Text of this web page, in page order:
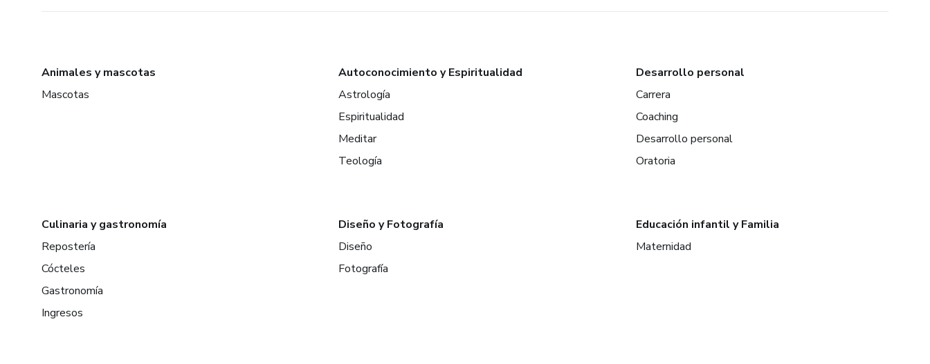
Animales y mascotas
Mascotas
Autoconocimiento y Espiritualidad
Astrología
Espiritualidad
Meditar
Teología
Desarrollo personal
Carrera
Coaching
Desarrollo personal
Oratoria
Culinaria y gastronomía
Repostería
Cócteles
Gastronomía
Ingresos
Diseño y Fotografía
Diseño
Fotografía
Educación infantil y Familia
Maternidad